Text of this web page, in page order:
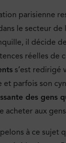
parisienne
le secteur
il décide
réelles
s’est redirigé
parfois son
des
aux
à ce sujet